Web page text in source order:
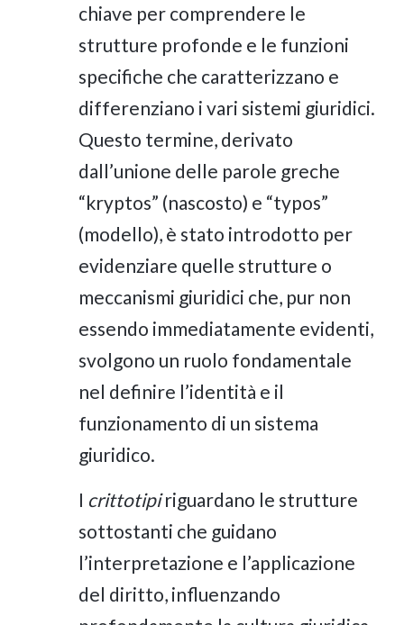
chiave per comprendere le
strutture profonde e le funzioni
specifiche che caratterizzano e
differenziano i vari sistemi giuridici.
Questo termine, derivato
dall’unione delle parole greche
“kryptos” (nascosto) e “typos”
(modello), è stato introdotto per
evidenziare quelle strutture o
meccanismi giuridici che, pur non
essendo immediatamente evidenti,
svolgono un ruolo fondamentale
nel definire l’identità e il
funzionamento di un sistema
giuridico.
I crittotipiriguardano le strutture
sottostanti che guidano
l’interpretazione e l’applicazione
del diritto, influenzando